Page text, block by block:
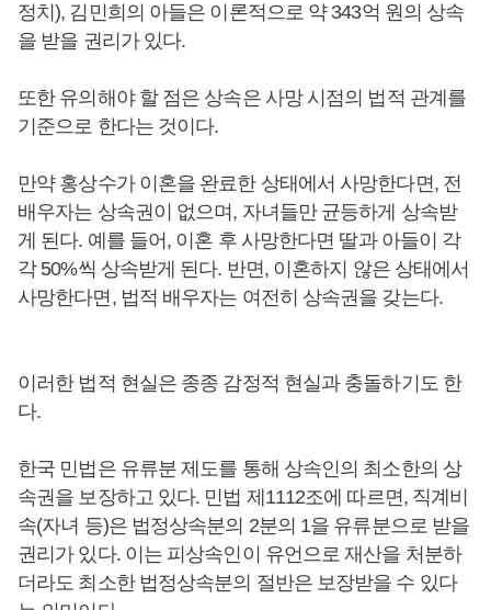
정치), 김민희의 아들은 이론적으로 약 343억 원의 상속
을 받을 권리가 있다.
또한 유의해야 할 점은 상속은 사망 시점의 법적 관계를
기준으로 한다는 것이다.
만약 홍상수가 이혼을 완료한 상태에서 사망한다면, 전
배우자는 상속권이 없으며, 자녀들만 균등하게 상속받
게 된다. 예를 들어, 이혼 후 사망한다면 딸과 아들이 각
각 50%씩 상속받게 된다. 반면, 이혼하지 않은 상태에서
사망한다면, 법적 배우자는 여전히 상속권을 갖는다.
이러한 법적 현실은 종종 감정적 현실과 충돌하기도 한
다.
한국 민법은 유류분 제도를 통해 상속인의 최소한의 상
속권을 보장하고 있다. 민법 제1112조에 따르면, 직계비
속(자녀 등)은 법정상속분의 2분의 1을 유류분으로 받을
권리가 있다. 이는 피상속인이 유언으로 재산을 처분하
더라도 최소한 법정상속분의 절반은 보장받을 수 있다